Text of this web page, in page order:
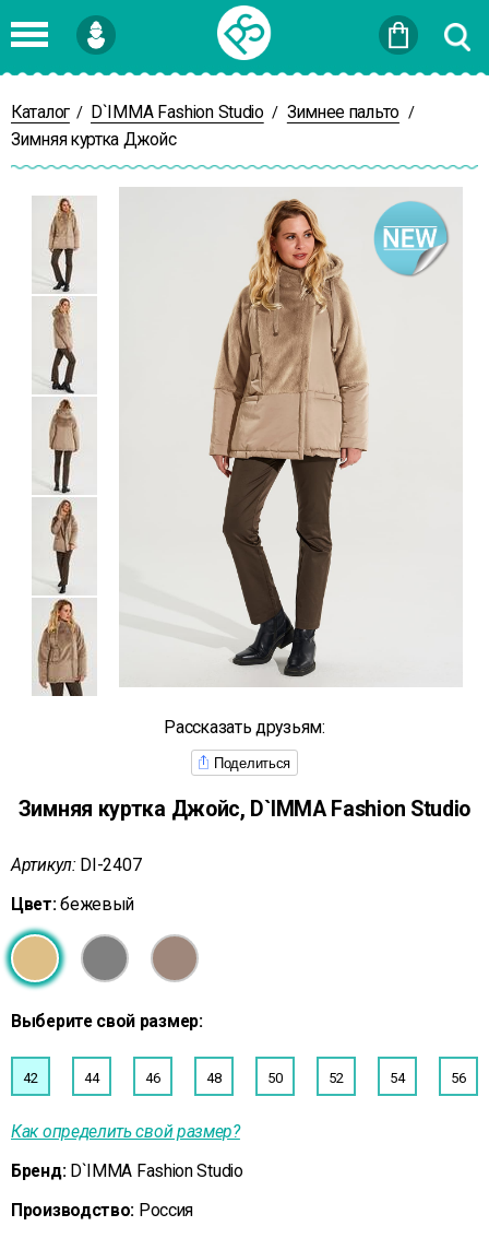
Войти
Каталог / D`IMMA Fashion Studio / Зимнее пальто /
Зимняя куртка Джойс
Рассказать друзьям:
Поделиться
Зимняя куртка Джойс, D`IMMA Fashion Studio
Артикул: DI-2407
Цвет: бежевый
Выберите свой размер:
42 44 46 48 50 52 54 56
Как определить свой размер?
Бренд: D`IMMA Fashion Studio
Производство: Россия